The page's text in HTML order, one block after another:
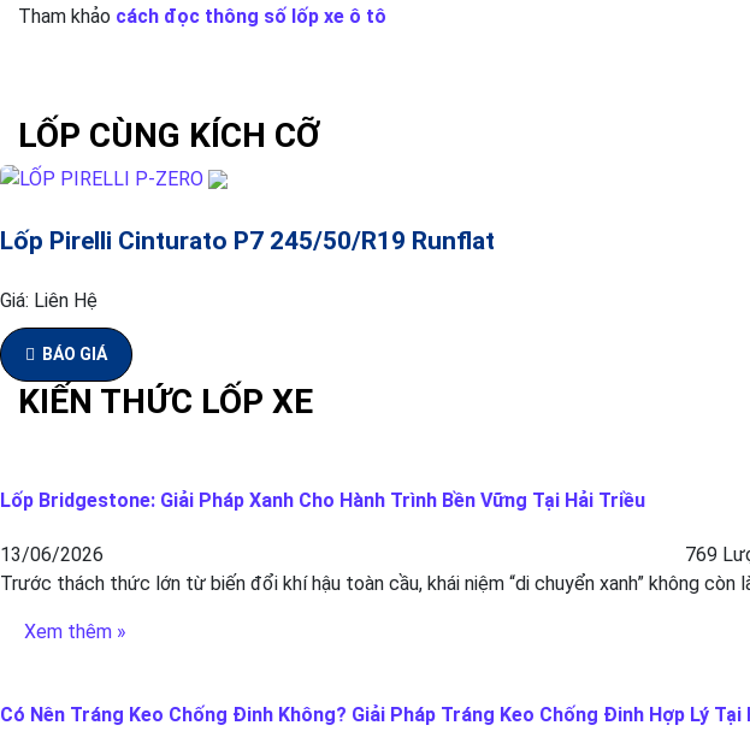
Tham khảo cách đọc thông số lốp xe ô tô
LỐP CÙNG KÍCH CỠ
Lốp Pirelli Cinturato P7 245/50/R19 Runflat
Giá: Liên Hệ
BÁO GIÁ
KIẾN THỨC LỐP XE
Lốp Bridgestone: Giải Pháp Xanh Cho Hành Trình Bền Vững Tại Hải Triều
13/06/2026
769
Trước thách thức lớn từ biến đổi khí hậu toàn cầu, khái niệm “di chuyển xanh” không còn
Xem thêm »
Có Nên Tráng Keo Chống Đinh Không? Giải Pháp Tráng Keo Chống Đinh Hợp Lý Tại